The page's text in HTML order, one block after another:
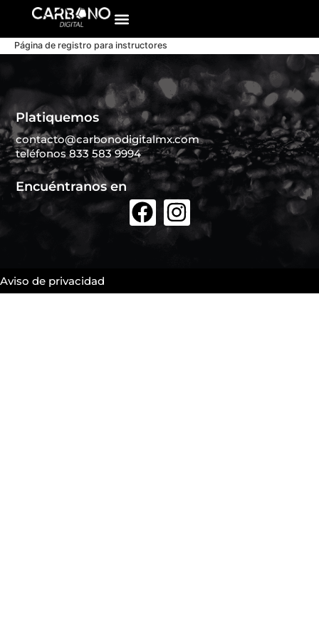
Página de registro para instructores
Platiquemos
contacto@carbonodigitalmx.com
teléfonos 833 583 9994
Encuéntranos en
Aviso de privacidad